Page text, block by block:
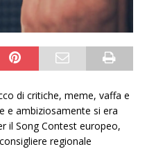
di critiche, meme, vaffa e
e ambiziosamente si era
il Song Contest europeo,
regionale